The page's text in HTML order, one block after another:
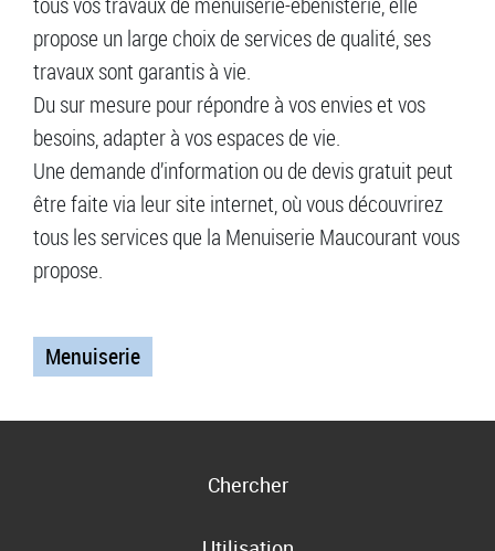
propose un large choix de services de qualité, ses
travaux sont garantis à vie.
Du sur mesure pour répondre à vos envies et vos
besoins, adapter à vos espaces de vie.
Une demande d’information ou de devis gratuit peut
être faite via leur site internet, où vous découvrirez
tous les services que la Menuiserie Maucourant vous
propose.
Menuiserie
Chercher